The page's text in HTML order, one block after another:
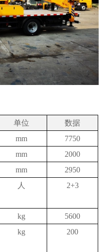
单位
数据
mm
7750
mm
2000
mm
2950
人 2+3
kg
5600
kg 200